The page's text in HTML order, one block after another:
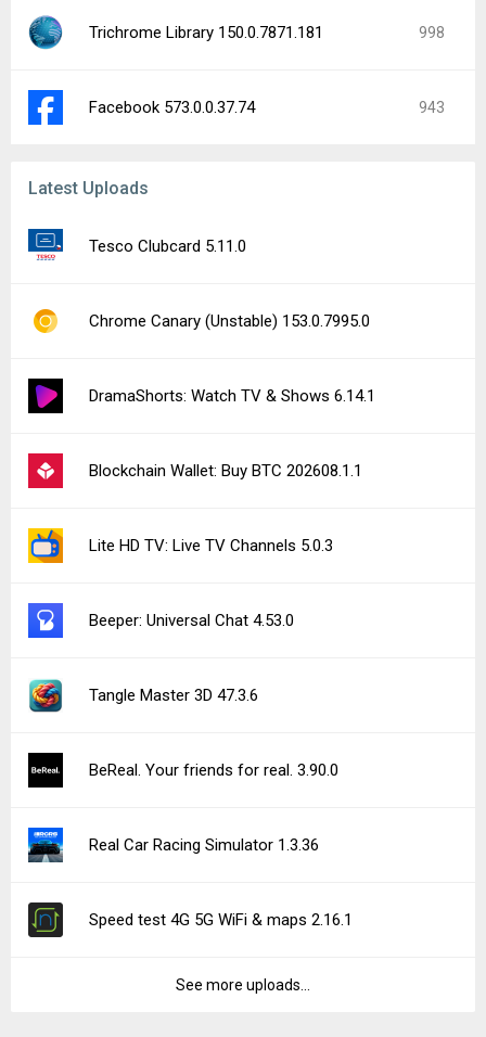
Trichrome Library 150.0.7871.181 998
Facebook 573.0.0.37.74 943
Latest Uploads
Tesco Clubcard 5.11.0
Chrome Canary (Unstable) 153.0.7995.0
DramaShorts: Watch TV & Shows 6.14.1
Blockchain Wallet: Buy BTC 202608.1.1
Lite HD TV: Live TV Channels 5.0.3
Beeper: Universal Chat 4.53.0
Tangle Master 3D 47.3.6
BeReal. Your friends for real. 3.90.0
Real Car Racing Simulator 1.3.36
Speed test 4G 5G WiFi & maps 2.16.1
See more uploads...